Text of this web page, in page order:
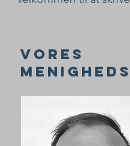
Vores